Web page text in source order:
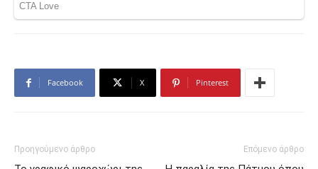
Facebook X Pinterest
Προηγούμενο άρθρο Επόμενο άρθρο